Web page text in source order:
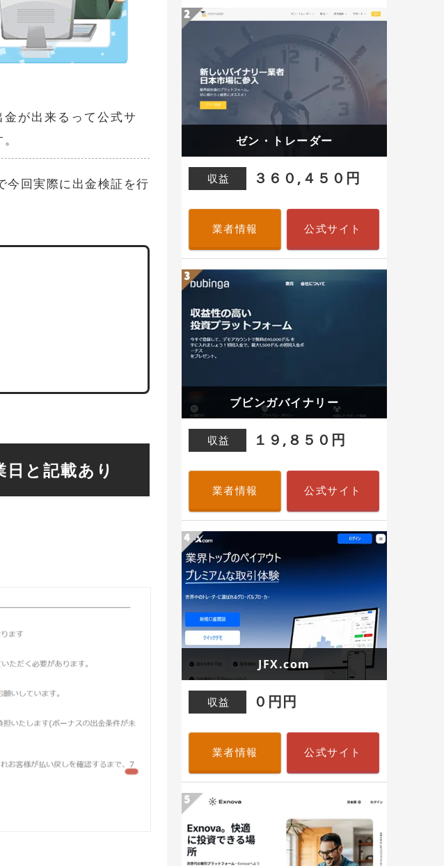
が出来るって公式サ
今回実際に出金検証を行
と記載あり
ゼン・トレーダー
収益 ３６０,４５０円
業者情報 公式サイト
ブビンガバイナリー
収益 １９,８５０円
業者情報 公式サイト
JFX.com
収益 ０円円
業者情報 公式サイト